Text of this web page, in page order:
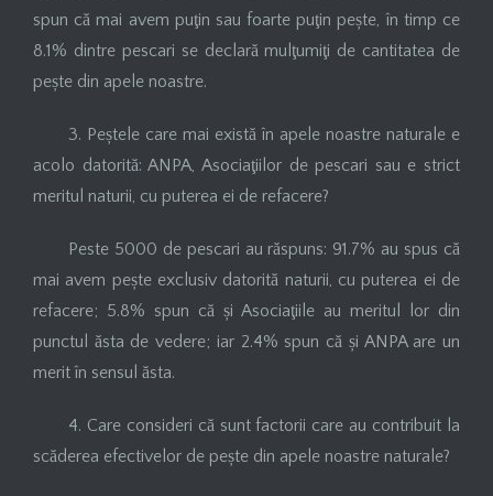
spun că mai avem puţin sau foarte puţin pește, în timp ce
8.1% dintre pescari se declară mulţumiţi de cantitatea de
pește din apele noastre.
3. Peștele care mai există în apele noastre naturale e
acolo datorită: ANPA, Asociaţiilor de pescari sau e strict
meritul naturii, cu puterea ei de refacere?
Peste 5000 de pescari au răspuns: 91.7% au spus că
mai avem pește exclusiv datorită naturii, cu puterea ei de
refacere; 5.8% spun că și Asociaţiile au meritul lor din
punctul ăsta de vedere; iar 2.4% spun că și ANPA are un
merit în sensul ăsta.
4. Care consideri că sunt factorii care au contribuit la
scăderea efectivelor de pește din apele noastre naturale?